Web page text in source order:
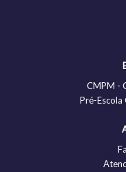
CMPM -
Pré-